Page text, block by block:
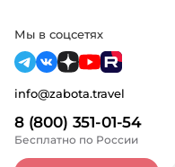
8 (800) 351-01-54
Бесплатно по России
info@zabota.travel
Мы в соцсетях